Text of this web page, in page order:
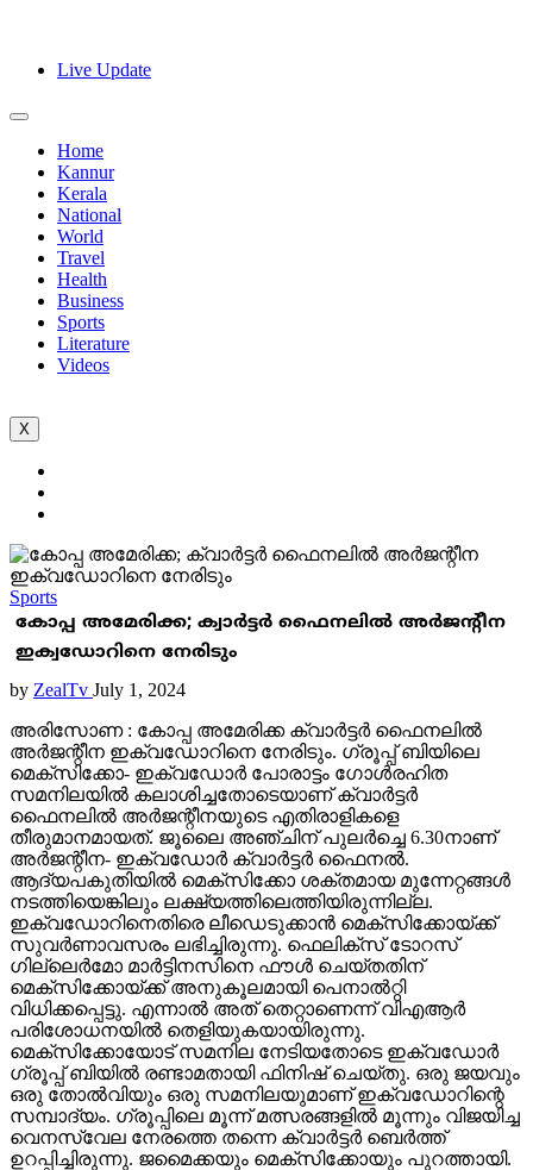
Live Update
Home
Kannur
Kerala
National
World
Travel
Health
Business
Sports
Literature
Videos
X
Sports
കോപ്പ അമേരിക്ക; ക്വാര്‍ട്ടര്‍ ഫൈനലില്‍ അര്‍ജന്റീന
ഇക്വഡോറിനെ നേരിടും
by ZealTv July 1, 2024
അരിസോണ : കോപ്പ അമേരിക്ക ക്വാര്‍ട്ടര്‍ ഫൈനലില്‍
അര്‍ജന്റീന ഇക്വഡോറിനെ നേരിടും. ഗ്രൂപ്പ് ബിയിലെ
മെക്‌സിക്കോ- ഇക്വഡോര്‍ പോരാട്ടം ഗോള്‍രഹിത
സമനിലയില്‍ കലാശിച്ചതോടെയാണ് ക്വാര്‍ട്ടര്‍
ഫൈനലില്‍ അര്‍ജന്റീനയുടെ എതിരാളികളെ
തീരുമാനമായത്. ജൂലൈ അഞ്ചിന് പുലര്‍ച്ചെ 6.30നാണ്
അര്‍ജന്റീന- ഇക്വഡോര്‍ ക്വാര്‍ട്ടര്‍ ഫൈനല്‍.
ആദ്യപകുതിയില്‍ മെക്‌സിക്കോ ശക്തമായ മുന്നേറ്റങ്ങള്‍
നടത്തിയെങ്കിലും ലക്ഷ്യത്തിലെത്തിയിരുന്നില്ല.
ഇക്വഡോറിനെതിരെ ലീഡെടുക്കാന്‍ മെക്‌സിക്കോയ്ക്ക്
സുവര്‍ണാവസരം ലഭിച്ചിരുന്നു. ഫെലിക്‌സ് ടോറസ്
ഗില്ലെര്‍മോ മാര്‍ട്ടിനസിനെ ഫൗള്‍ ചെയ്തതിന്
മെക്‌സിക്കോയ്ക്ക് അനുകൂലമായി പെനാല്‍റ്റി
വിധിക്കപ്പെട്ടു. എന്നാല്‍ അത് തെറ്റാണെന്ന് വിഎആര്‍
പരിശോധനയില്‍ തെളിയുകയായിരുന്നു.
മെക്‌സിക്കോയോട് സമനില നേടിയതോടെ ഇക്വഡോര്‍
ഗ്രൂപ്പ് ബിയില്‍ രണ്ടാമതായി ഫിനിഷ് ചെയ്തു. ഒരു ജയവും
ഒരു തോല്‍വിയും ഒരു സമനിലയുമാണ് ഇക്വഡോറിന്റെ
സമ്പാദ്യം. ഗ്രൂപ്പിലെ മൂന്ന് മത്സരങ്ങളില്‍ മൂന്നും വിജയിച്ച
വെനസ്വേല നേരത്തെ തന്നെ ക്വാര്‍ട്ടര്‍ ബെര്‍ത്ത്
ഉറപ്പിച്ചിരുന്നു. ജമൈക്കയും മെക്‌സിക്കോയും പുറത്തായി.